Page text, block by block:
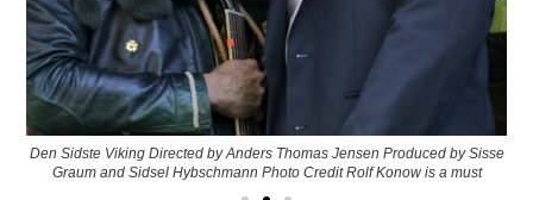
Den Sidste Viking Directed by Anders Thomas Jensen Produced by Sisse
Graum and Sidsel Hybschmann Photo Credit Rolf Konow is a must